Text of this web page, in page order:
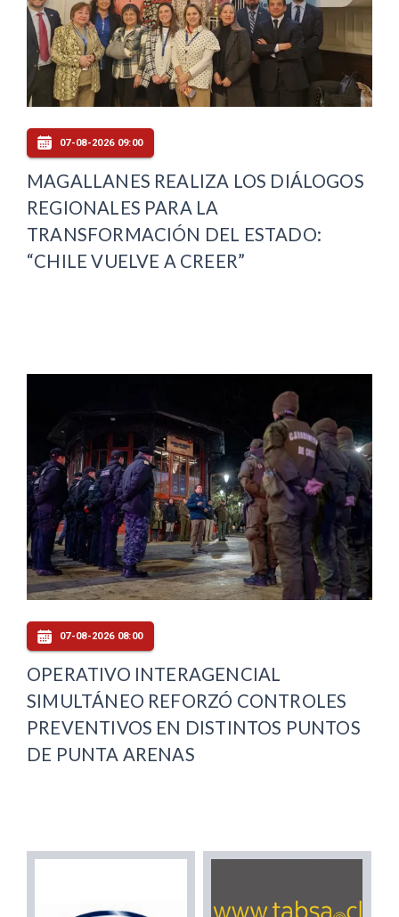
07-08-2026 09:00
MAGALLANES REALIZA LOS DIÁLOGOS
REGIONALES PARA LA
TRANSFORMACIÓN DEL ESTADO:
“CHILE VUELVE A CREER”
07-08-2026 08:00
OPERATIVO INTERAGENCIAL
SIMULTÁNEO REFORZÓ CONTROLES
PREVENTIVOS EN DISTINTOS PUNTOS
DE PUNTA ARENAS